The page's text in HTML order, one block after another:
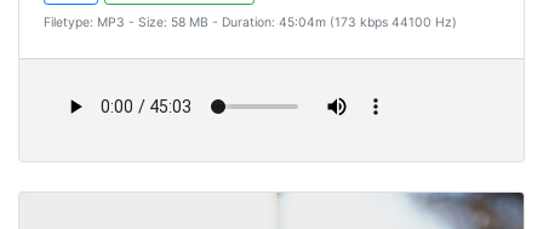
Filetype: MP3 - Size: 58 MB - Duration: 45:04m (173 kbps 44100 Hz)